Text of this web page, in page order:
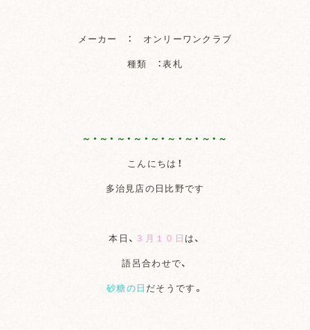
メーカー ： オンリーワンクラブ
種類 ：表札
～・～・～・～・～・～・～・～・～
こんにちは！
多治見店の日比野です
本日、 ３月１０日 は、
語呂合わせで、
砂糖の日 だそうです。